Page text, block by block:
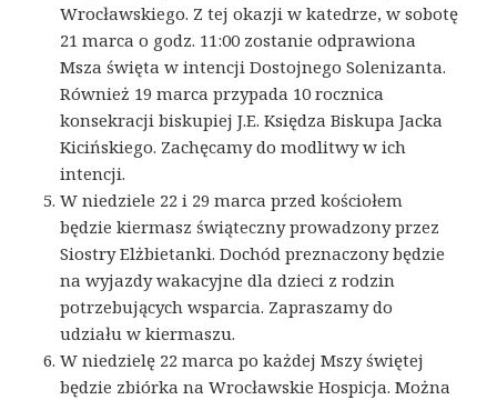
Wrocławskiego. Z tej okazji w katedrze, w sobotę
21 marca o godz. 11:00 zostanie odprawiona
Msza święta w intencji Dostojnego Solenizanta.
Również 19 marca przypada 10 rocznica
konsekracji biskupiej J.E. Księdza Biskupa Jacka
Kicińskiego. Zachęcamy do modlitwy w ich
intencji.
W niedziele 22 i 29 marca przed kościołem
będzie kiermasz świąteczny prowadzony przez
Siostry Elżbietanki. Dochód preznaczony będzie
na wyjazdy wakacyjne dla dzieci z rodzin
potrzebujących wsparcia. Zapraszamy do
udziału w kiermaszu.
W niedzielę 22 marca po każdej Mszy świętej
będzie zbiórka na Wrocławskie Hospicja. Można